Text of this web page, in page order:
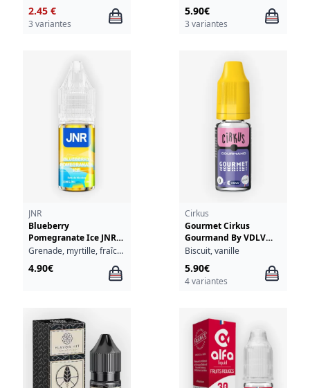
2.45 €
3 variantes
5.90€
3 variantes
JNR
Blueberry
Pomegranate Ice JNR
10ml
Grenade, myrtille, fraîcheur
4.90€
Cirkus
Gourmet Cirkus
Gourmand By VDLV
10ml
Biscuit, vanille
5.90€
4 variantes